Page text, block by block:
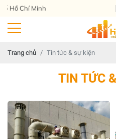
Minh
Trang chủ Tin tức & sự kiện
TIN TỨC